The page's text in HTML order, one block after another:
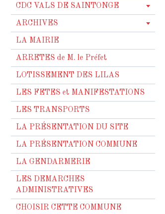
CDC VALS DE SAINTONGE
ARCHIVES
LA MAIRIE
ARRETES de M. le Préfet
LOTISSEMENT DES LILAS
LES FETES et MANIFESTATIONS
LES TRANSPORTS
LA PRÉSENTATION DU SITE
LA PRÉSENTATION COMMUNE
LA GENDARMERIE
LES DEMARCHES
ADMINISTRATIVES
CHOISIR CETTE COMMUNE